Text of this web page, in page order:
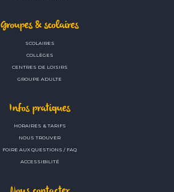
Groupes & scolaires
SCOLAIRES
COLLÈGES
CENTRES DE LOISIRS
GROUPE ADULTE
Infos pratiques
HORAIRES & TARIFS
NOUS TROUVER
FOIRE AUX QUESTIONS / FAQ
ACCESSIBILITÉ